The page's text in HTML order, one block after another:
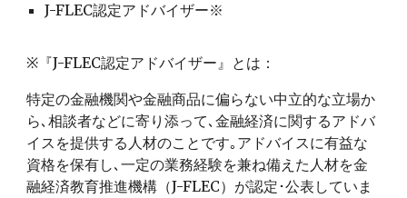
J-FLEC認定アドバイザー※
※『J-FLEC認定アドバイザー』とは：
特定の金融機関や金融商品に偏らない中立的な立場か
ら､相談者などに寄り添って､金融経済に関するアドバ
イスを提供する人材のことです｡アドバイスに有益な
資格を保有し､一定の業務経験を兼ね備えた人材を金
融経済教育推進機構（J-FLEC）が認定･公表していま